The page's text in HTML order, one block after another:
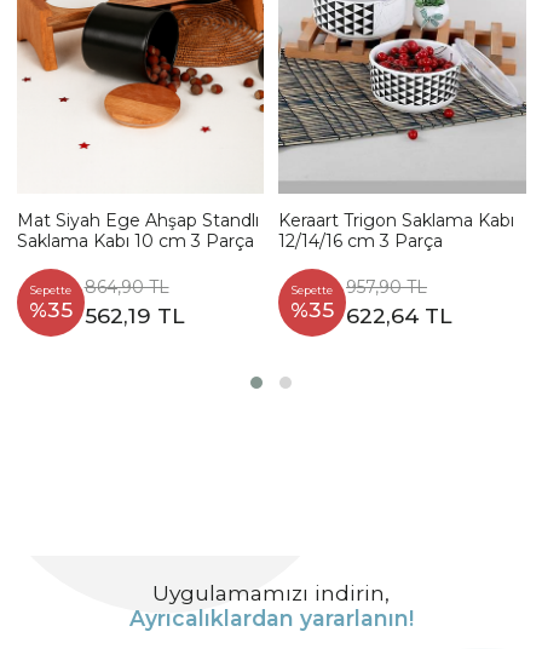
Mat Siyah Ege Ahşap Standlı
Saklama Kabı 10 cm 3 Parça
Sepette
%35
864,90 TL
562,19 TL
Keraart Trigon Saklama Kabı
12/14/16 cm 3 Parça
Sepette
%35
957,90 TL
622,64 TL
Uygulamamızı indirin,
Ayrıcalıklardan yararlanın!